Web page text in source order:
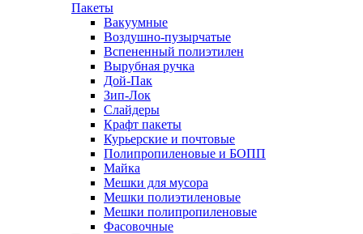
Пакеты
Вакуумные
Воздушно-пузырчатые
Вспененный полиэтилен
Вырубная ручка
Дой-Пак
Зип-Лок
Слайдеры
Крафт пакеты
Курьерские и почтовые
Полипропиленовые и БОПП
Майка
Мешки для мусора
Мешки полиэтиленовые
Мешки полипропиленовые
Фасовочные